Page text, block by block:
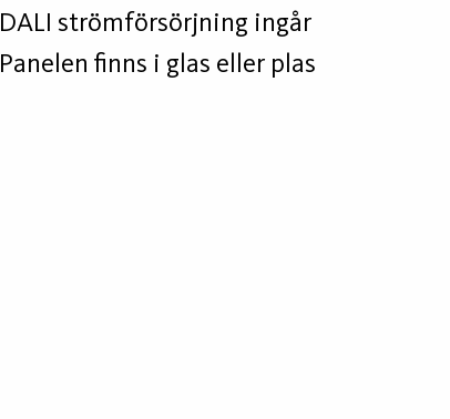
DALI strömförsörjning ingår
Panelen finns i glas eller plas